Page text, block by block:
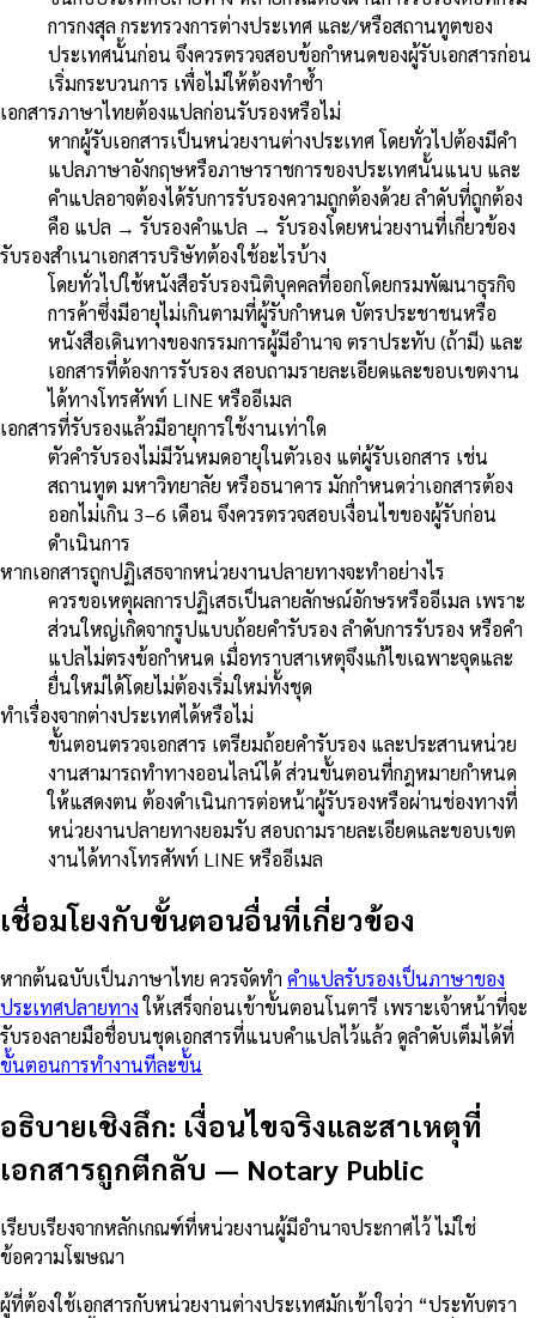
การกงสุล กระทรวงการต่างประเทศ และ/หรือสถานทูตของ
ประเทศนั้นก่อน จึงควรตรวจสอบข้อกำหนดของผู้รับเอกสารก่อน
เริ่มกระบวนการ เพื่อไม่ให้ต้องทำซ้ำ
เอกสารภาษาไทยต้องแปลก่อนรับรองหรือไม่
หากผู้รับเอกสารเป็นหน่วยงานต่างประเทศ โดยทั่วไปต้องมีคำ
แปลภาษาอังกฤษหรือภาษาราชการของประเทศนั้นแนบ และ
คำแปลอาจต้องได้รับการรับรองความถูกต้องด้วย ลำดับที่ถูกต้อง
คือ แปล → รับรองคำแปล → รับรองโดยหน่วยงานที่เกี่ยวข้อง
รับรองสำเนาเอกสารบริษัทต้องใช้อะไรบ้าง
โดยทั่วไปใช้หนังสือรับรองนิติบุคคลที่ออกโดยกรมพัฒนาธุรกิจ
การค้าซึ่งมีอายุไม่เกินตามที่ผู้รับกำหนด บัตรประชาชนหรือ
หนังสือเดินทางของกรรมการผู้มีอำนาจ ตราประทับ (ถ้ามี) และ
เอกสารที่ต้องการรับรอง สอบถามรายละเอียดและขอบเขตงาน
ได้ทางโทรศัพท์ LINE หรืออีเมล
เอกสารที่รับรองแล้วมีอายุการใช้งานเท่าใด
ตัวคำรับรองไม่มีวันหมดอายุในตัวเอง แต่ผู้รับเอกสาร เช่น
สถานทูต มหาวิทยาลัย หรือธนาคาร มักกำหนดว่าเอกสารต้อง
ออกไม่เกิน 3–6 เดือน จึงควรตรวจสอบเงื่อนไขของผู้รับก่อน
ดำเนินการ
หากเอกสารถูกปฏิเสธจากหน่วยงานปลายทางจะทำอย่างไร
ควรขอเหตุผลการปฏิเสธเป็นลายลักษณ์อักษรหรืออีเมล เพราะ
ส่วนใหญ่เกิดจากรูปแบบถ้อยคำรับรอง ลำดับการรับรอง หรือคำ
แปลไม่ตรงข้อกำหนด เมื่อทราบสาเหตุจึงแก้ไขเฉพาะจุดและ
ยื่นใหม่ได้โดยไม่ต้องเริ่มใหม่ทั้งชุด
ทำเรื่องจากต่างประเทศได้หรือไม่
ขั้นตอนตรวจเอกสาร เตรียมถ้อยคำรับรอง และประสานหน่วย
งานสามารถทำทางออนไลน์ได้ ส่วนขั้นตอนที่กฎหมายกำหนด
ให้แสดงตน ต้องดำเนินการต่อหน้าผู้รับรองหรือผ่านช่องทางที่
หน่วยงานปลายทางยอมรับ สอบถามรายละเอียดและขอบเขต
งานได้ทางโทรศัพท์ LINE หรืออีเมล
เชื่อมโยงกับขั้นตอนอื่นที่เกี่ยวข้อง
หากต้นฉบับเป็นภาษาไทย ควรจัดทำ คำแปลรับรองเป็นภาษาของ
ประเทศปลายทางให้เสร็จก่อนเข้าขั้นตอนโนตารี เพราะเจ้าหน้าที่จะ
รับรองลายมือชื่อบนชุดเอกสารที่แนบคำแปลไว้แล้ว ดูลำดับเต็มได้ที่
ขั้นตอนการทำงานทีละขั้น
อธิบายเชิงลึก: เงื่อนไขจริงและสาเหตุที่
เอกสารถูกตีกลับ — Notary Public
เรียบเรียงจากหลักเกณฑ์ที่หน่วยงานผู้มีอำนาจประกาศไว้ ไม่ใช่
ข้อความโฆษณา
ผู้ที่ต้องใช้เอกสารกับหน่วยงานต่างประเทศมักเข้าใจว่า “ประทับตรา